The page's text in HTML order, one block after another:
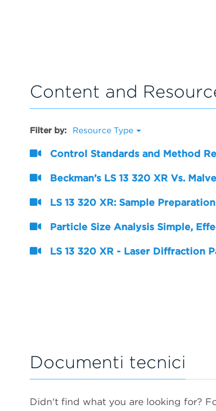
Content and
Filter by: Resource Type
Control Standards and Method
Beckman’s LS 13 320 XR Vs.
LS 13 320 XR: Sample
Particle Size Analysis Simple,
LS 13 320 XR - Laser Diffraction
Documenti tecnici
Didn't find what you are looking for?